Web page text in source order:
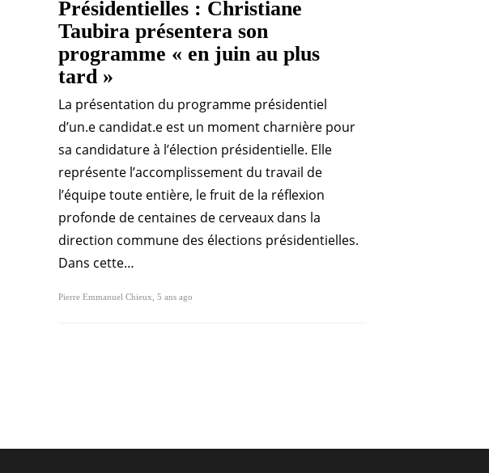
Présidentielles : Christiane
Taubira présentera son
programme « en juin au plus
tard »
La présentation du programme présidentiel
d’un.e candidat.e est un moment charnière pour
sa candidature à l’élection présidentielle. Elle
représente l’accomplissement du travail de
l’équipe toute entière, le fruit de la réflexion
profonde de centaines de cerveaux dans la
direction commune des élections présidentielles.
Dans cette…
Pierre Emmanuel Chieux 5 ans ago